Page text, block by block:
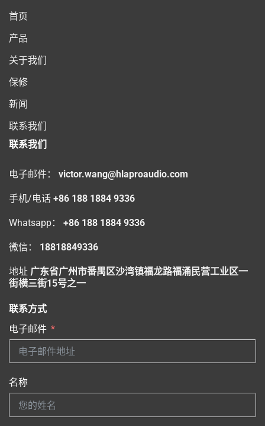
首页
产品
关于我们
保修
新闻
联系我们
联系我们
电子邮件： victor.wang@hlaproaudio.com
手机/电话 +86 188 1884 9336
Whatsapp： +86 188 1884 9336
微信： 18818849336
地址 广东省广州市番禺区沙湾镇福龙路福涌民营工业区一
街横三街15号之一
联系方式
电子邮件
名称